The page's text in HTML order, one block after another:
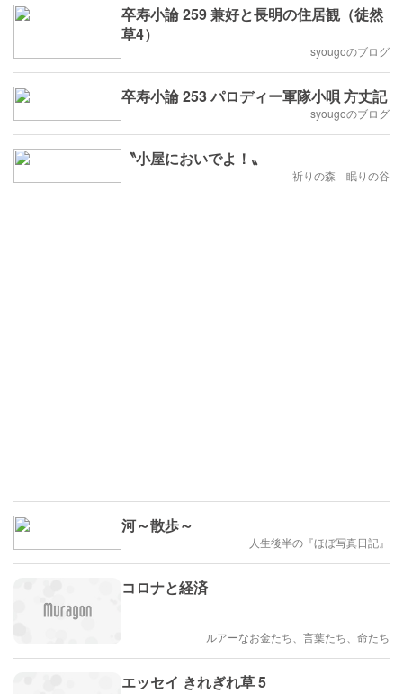
卒寿小論 259 兼好と長明の住居観（徒然
草4）
syougoのブログ
卒寿小論 253 パロディー軍隊小唄 方丈記
syougoのブログ
〝小屋においでよ！〟
祈りの森 眠りの谷
河～散歩～
人生後半の『ほぼ写真日記』
コロナと経済
ルアーなお金たち、言葉たち、命たち
エッセイ きれぎれ草 5